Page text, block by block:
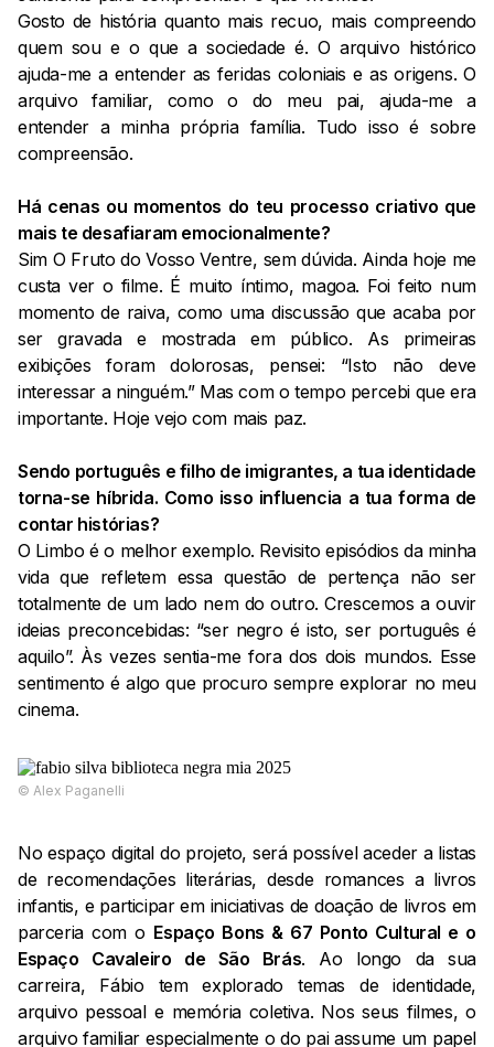
Gosto de história quanto mais recuo, mais compreendo
quem sou e o que a sociedade é. O arquivo histórico
ajuda-me a entender as feridas coloniais e as origens. O
arquivo familiar, como o do meu pai, ajuda-me a
entender a minha própria família. Tudo isso é sobre
compreensão.
Há cenas ou momentos do teu processo criativo que
mais te desafiaram emocionalmente?
Sim O Fruto do Vosso Ventre, sem dúvida. Ainda hoje me
custa ver o filme. É muito íntimo, magoa. Foi feito num
momento de raiva, como uma discussão que acaba por
ser gravada e mostrada em público. As primeiras
exibições foram dolorosas, pensei: “Isto não deve
interessar a ninguém.” Mas com o tempo percebi que era
importante. Hoje vejo com mais paz.
Sendo português e filho de imigrantes, a tua identidade
torna-se híbrida. Como isso influencia a tua forma de
contar histórias?
O Limbo é o melhor exemplo. Revisito episódios da minha
vida que refletem essa questão de pertença não ser
totalmente de um lado nem do outro. Crescemos a ouvir
ideias preconcebidas: “ser negro é isto, ser português é
aquilo”. Às vezes sentia-me fora dos dois mundos. Esse
sentimento é algo que procuro sempre explorar no meu
cinema.
©️ Alex Paganelli
No espaço digital do projeto, será possível aceder a listas
de recomendações literárias, desde romances a livros
infantis, e participar em iniciativas de doação de livros em
parceria com o Espaço Bons & 67 Ponto Cultural e o
Espaço Cavaleiro de São Brás. Ao longo da sua
carreira, Fábio tem explorado temas de identidade,
arquivo pessoal e memória coletiva. Nos seus filmes, o
arquivo familiar especialmente o do pai assume um papel